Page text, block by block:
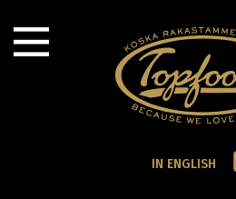
IN ENGLISH